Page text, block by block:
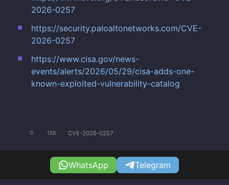
2026-0257
https://security.paloaltonetworks.com/CVE-
2026-0257
https://www.cisa.gov/news-
events/alerts/2026/05/29/cisa-adds-one-
known-exploited-vulnerability-catalog
0 158 CVE-2026-0257
WhatsApp Telegram